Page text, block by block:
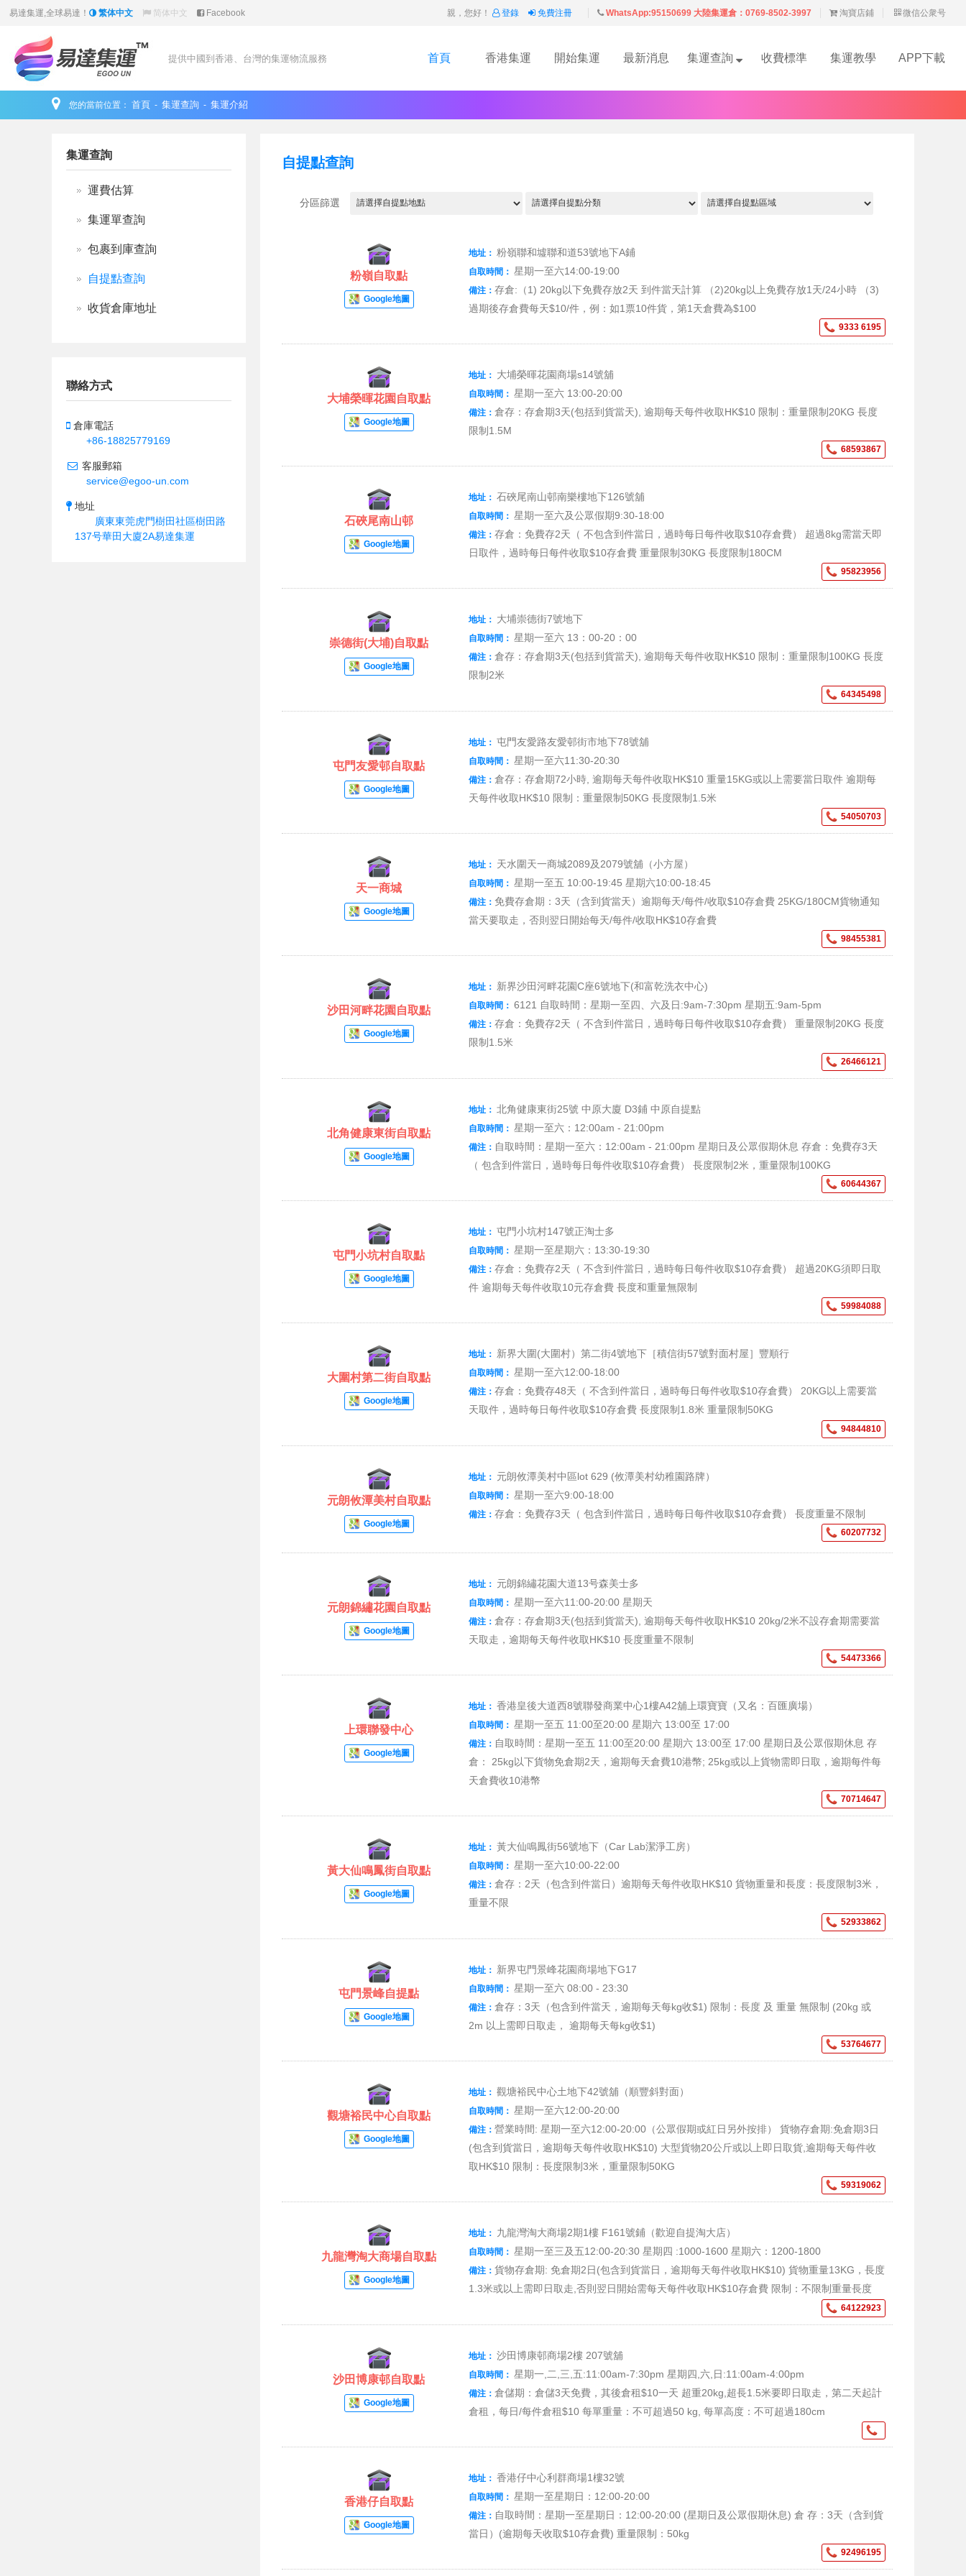
易達集運,全球易達！ 繁体中文 简体中文 Facebook 親，您好！ 登錄 免費注冊 WhatsApp:95150699 大陸集運倉：0769-8502-3997 淘寶店鋪 微信公衆号
提供中國到香港、台灣的集運物流服務 首頁 香港集運 開始集運 最新消息 集運查詢 收費標準 集運教學 APP下載
您的當前位置： 首頁 - 集運查詢 - 集運介紹
自提點查詢
分區篩選
粉嶺自取點
Google地圖
地址： 粉嶺聯和墟聯和道53號地下A鋪
自取時間： 星期一至六14:00-19:00
備注： 存倉:（1) 20kg以下免費存放2天 到件當天計算 （2)20kg以上免費存放1天/24小時 （3)
過期後存倉費每天$10/件，例：如1票10件貨，第1天倉費為$100
9333 6195
大埔榮暉花園自取點
Google地圖
地址： 大埔榮暉花園商場s14號舖
自取時間： 星期一至六 13:00-20:00
備注： 倉存：存倉期3天(包括到貨當天), 逾期每天每件收取HK$10 限制：重量限制20KG 長度
限制1.5M
68593867
石硤尾南山邨
Google地圖
地址： 石硤尾南山邨南樂樓地下126號舖
自取時間： 星期一至六及公眾假期9:30-18:00
備注： 存倉：免費存2天（ 不包含到件當日，過時每日每件收取$10存倉費） 超過8kg需當天即
日取件，過時每日每件收取$10存倉費 重量限制30KG 長度限制180CM
95823956
崇德街(大埔)自取點
Google地圖
地址： 大埔崇德街7號地下
自取時間： 星期一至六 13：00-20：00
備注： 倉存：存倉期3天(包括到貨當天), 逾期每天每件收取HK$10 限制：重量限制100KG 長度
限制2米
64345498
屯門友愛邨自取點
Google地圖
地址： 屯門友愛路友愛邨街市地下78號舖
自取時間： 星期一至六11:30-20:30
備注： 倉存：存倉期72小時, 逾期每天每件收取HK$10 重量15KG或以上需要當日取件 逾期每
天每件收取HK$10 限制：重量限制50KG 長度限制1.5米
54050703
天一商城
Google地圖
地址： 天水圍天一商城2089及2079號舖（小方屋）
自取時間： 星期一至五 10:00-19:45 星期六10:00-18:45
備注： 免費存倉期：3天（含到貨當天）逾期每天/每件/收取$10存倉費 25KG/180CM貨物通知
當天要取走，否則翌日開始每天/每件/收取HK$10存倉費
98455381
沙田河畔花園自取點
Google地圖
地址： 新界沙田河畔花園C座6號地下(和富乾洗衣中心)
自取時間： 6121 自取時間：星期一至四、六及日:9am-7:30pm 星期五:9am-5pm
備注： 存倉：免費存2天（ 不含到件當日，過時每日每件收取$10存倉費） 重量限制20KG 長度
限制1.5米
26466121
北角健康東街自取點
Google地圖
地址： 北角健康東街25號 中原大廈 D3鋪 中原自提點
自取時間： 星期一至六：12:00am - 21:00pm
備注： 自取時間：星期一至六：12:00am - 21:00pm 星期日及公眾假期休息 存倉：免費存3天
（ 包含到件當日，過時每日每件收取$10存倉費） 長度限制2米，重量限制100KG
60644367
屯門小坑村自取點
Google地圖
地址： 屯門小坑村147號正淘士多
自取時間： 星期一至星期六：13:30-19:30
備注： 存倉：免費存2天（ 不含到件當日，過時每日每件收取$10存倉費） 超過20KG須即日取
件 逾期每天每件收取10元存倉費 長度和重量無限制
59984088
大圍村第二街自取點
Google地圖
地址： 新界大圍(大圍村）第二街4號地下［積信街57號對面村屋］豐順行
自取時間： 星期一至六12:00-18:00
備注： 存倉：免費存48天（ 不含到件當日，過時每日每件收取$10存倉費） 20KG以上需要當
天取件，過時每日每件收取$10存倉費 長度限制1.8米 重量限制50KG
94844810
元朗攸潭美村自取點
Google地圖
地址： 元朗攸潭美村中區lot 629 (攸潭美村幼稚園路牌）
自取時間： 星期一至六9:00-18:00
備注： 存倉：免費存3天（ 包含到件當日，過時每日每件收取$10存倉費） 長度重量不限制
60207732
元朗錦繡花園自取點
Google地圖
地址： 元朗錦繡花園大道13号森美士多
自取時間： 星期一至六11:00-20:00 星期天
備注： 倉存：存倉期3天(包括到貨當天), 逾期每天每件收取HK$10 20kg/2米不設存倉期需要當
天取走，逾期每天每件收取HK$10 長度重量不限制
54473366
上環聯發中心
Google地圖
地址： 香港皇後大道西8號聯發商業中心1樓A42舖上環寶寶（又名：百匯廣場）
自取時間： 星期一至五 11:00至20:00 星期六 13:00至 17:00
備注： 自取時間：星期一至五 11:00至20:00 星期六 13:00至 17:00 星期日及公眾假期休息 存
倉： 25kg以下貨物免倉期2天，逾期每天倉費10港幣; 25kg或以上貨物需即日取，逾期每件每
天倉費收10港幣
70714647
黃大仙鳴鳳街自取點
Google地圖
地址： 黃大仙鳴鳳街56號地下（Car Lab潔淨工房）
自取時間： 星期一至六10:00-22:00
備注： 倉存：2天（包含到件當日）逾期每天每件收取HK$10 貨物重量和長度：長度限制3米，
重量不限
52933862
屯門景峰自提點
Google地圖
地址： 新界屯門景峰花園商場地下G17
自取時間： 星期一至六 08:00 - 23:30
備注： 倉存：3天（包含到件當天，逾期每天每kg收$1) 限制：長度 及 重量 無限制 (20kg 或
2m 以上需即日取走， 逾期每天每kg收$1)
53764677
觀塘裕民中心自取點
Google地圖
地址： 觀塘裕民中心土地下42號舖（順豐斜對面）
自取時間： 星期一至六12:00-20:00
備注： 營業時間: 星期一至六12:00-20:00（公眾假期或紅日另外按排） 貨物存倉期:免倉期3日
(包含到貨當日，逾期每天每件收取HK$10) 大型貨物20公斤或以上即日取貨,逾期每天每件收
取HK$10 限制：長度限制3米，重量限制50KG
59319062
九龍灣淘大商場自取點
Google地圖
地址： 九龍灣淘大商場2期1樓 F161號鋪（歡迎自提淘大店）
自取時間： 星期一至三及五12:00-20:30 星期四 :1000-1600 星期六：1200-1800
備注： 貨物存倉期: 免倉期2日(包含到貨當日，逾期每天每件收取HK$10) 貨物重量13KG，長度
1.3米或以上需即日取走,否則翌日開始需每天每件收取HK$10存倉費 限制：不限制重量長度
64122923
沙田博康邨自取點
Google地圖
地址： 沙田博康邨商場2樓 207號舖
自取時間： 星期一,二,三,五:11:00am-7:30pm 星期四,六,日:11:00am-4:00pm
備注： 倉儲期：倉儲3天免費，其後倉租$10一天 超重20kg,超長1.5米要即日取走，第二天起計
倉租，每日/每件倉租$10 每單重量：不可超過50 kg, 每單高度：不可超過180cm
香港仔自取點
Google地圖
地址： 香港仔中心利群商場1樓32號
自取時間： 星期一至星期日：12:00-20:00
備注： 自取時間：星期一至星期日：12:00-20:00 (星期日及公眾假期休息) 倉 存：3天（含到貨
當日）(逾期每天收取$10存倉費) 重量限制：50kg
92496195
集運查詢
運費估算
集運單查詢
包裹到庫查詢
自提點查詢
收貨倉庫地址
聯絡方式
倉庫電話
+86-18825779169
客服郵箱
service@egoo-un.com
地址
廣東東莞虎門樹田社區樹田路
137号華田大廈2A易達集運